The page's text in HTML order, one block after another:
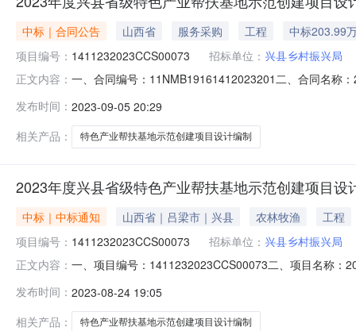
中标｜合同公告 山西省 服务采购 工程
中标203.99
项目编号： 1411232023CCS00073 招标单位： 兴县乡村振兴局
正文内容： 一、合同编号：11NMB19161412023201二、合同名称
象工程设计有限公司地址：陕西省西安市经济技术开发
发布时间： 2023-09-05 20:29
相关产品：
特色产业帮扶基地示范创建项目设计编制
2023年度兴县省级特色产业帮扶基地示范创建项目设
中标｜中标通知 山西省｜吕梁市｜兴县 农林牧渔
工程
项目编号： 1411232023CCS00073 招标单位： 兴县乡村振兴局
正文内容： 一、项目编号：1411232023CCS00073二、项目名称：
坪乡中药材全产业链和交楼申乡羊肚菌全产业链三个帮
市经济技术开
发布时间： 2023-08-24 19:05
相关产品：
特色产业帮扶基地示范创建项目设计编制